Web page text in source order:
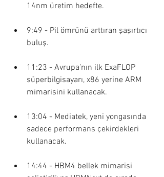
14nm üretim hedefte.
9:49 - Pil ömrünü arttıran şaşırtıcı
buluş.
11:23 - Avrupa’nın ilk ExaFLOP
süperbilgisayarı, x86 yerine ARM
mimarisini kullanacak.
13:04 - Mediatek, yeni yongasında
sadece performans çekirdekleri
kullanacak.
14:44 - HBM4 bellek mimarisi